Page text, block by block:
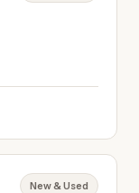
New & Used